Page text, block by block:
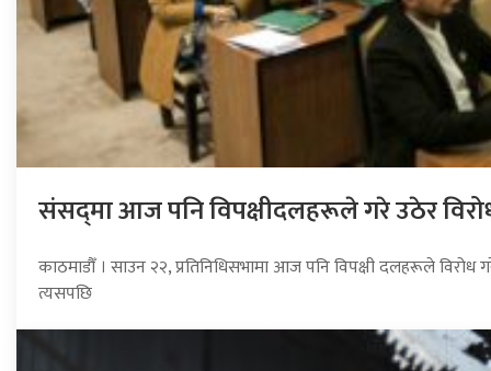
संसद्‍मा आज पनि विपक्षीदलहरूले गरे उठेर
काठमाडौँ । साउन २२, प्रतिनिधिसभामा आज पनि विपक्षी दलहरूले
त्यसपछि